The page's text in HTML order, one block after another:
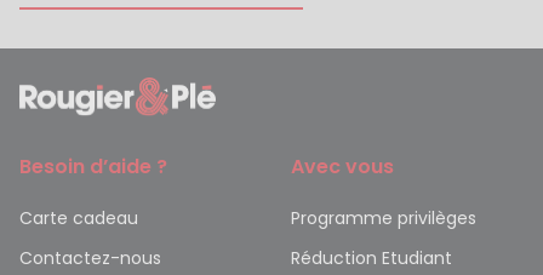
Besoin d’aide ?
Carte cadeau
Contactez-nous
Avec vous
Programme privilèges
Réduction Etudiant